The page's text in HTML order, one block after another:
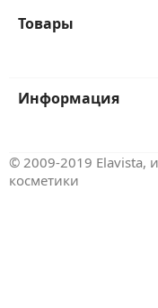
Товары
Информация
© 2009-2019 Elavista,
косметики